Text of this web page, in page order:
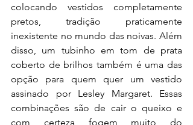
colocando vestidos completamente
pretos, tradição praticamente
inexistente no mundo das noivas. Além
disso, um tubinho em tom de prata
coberto de brilhos também é uma das
opção para quem quer um vestido
assinado por Lesley Margaret. Essas
combinações são de cair o queixo e
com certeza fogem muito do